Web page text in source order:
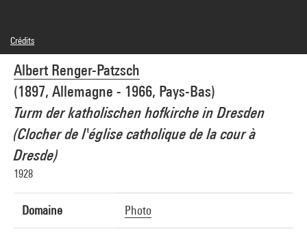
Albert Renger-Patzsch
(1897, Allemagne - 1966, Pays-Bas)
Turm der katholischen hofkirche in Dresden
(Clocher de l'église catholique de la cour à
Dresde)
1928
Domaine Photo
Crédits
© Albert Renger-Patzch-Archiv / Ann & Jürgen Wilde / Adagp, Paris
Crédit photographique : Centre Pompidou, MNAM-CCI/Georges Meguerditchian/Dist.
GrandPalaisRmn
Réf. image : 4N60931
Diffusion image :GrandPalaisRmnPhoto